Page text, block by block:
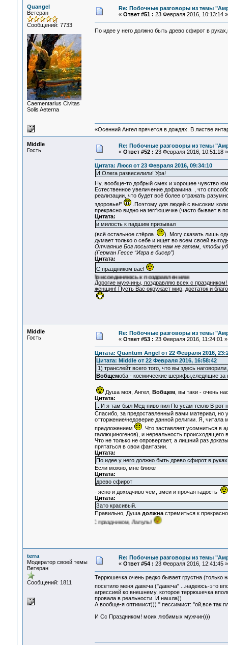
Quangel
Ветеран
Сообщений: 7733
Сaementarius Civitas
Solis Aeterna
Re: Побочные разговоры из темы
« Ответ #51 : 23 Февраля 2016, 10:13:14 »
По идее у него должно быть древо сфирот в
«Осенний Ангел прячется в дождях. В листве
Middle
Гость
Re: Побочные разговоры из темы
« Ответ #52 : 23 Февраля 2016, 10:51:18 »
Цитата: Люся от 23 Февраля 2016, 09:34:10
И Олега развеселили! Ура!
Ну, вообще-то добрый смех и хорошее чувство
Естественное увеличение дофамина
, что
реализации, что будет всё более отражать
здоровье!"
.Поэтому для людей с высоким
прекрасно видно на terr'юшечке (часто бывает в
Цитата:
и милость к падшим призывал
(всё остальное стёрла
). Могу сказать лишь
думает только о себе и ищет во всем своей
Отчаяние Бог посылает нам не затем, чтобы
(Герман Гессе “Игра в бисер”)
Цитата:
С праздником вас!
Присоединяюсь к поздравлениям
Дорогие мужчины, поздравляю всех с
женщин! Пусть Вас окружает мир, достаток и
Middle
Гость
Re: Побочные разговоры из темы
« Ответ #53 : 23 Февраля 2016, 11:24:01 »
Цитата: Quantum Angel от 22 Февраля 2016,
Цитата: Middle от 22 Февраля 2016, 16:58:42
1) транслейт всего того, что вы здесь
Вобщемоба - космические шерифы,следящие за
Душа моя, Ангел, Вобщем, вы таки - очень
Цитата:
.. И я там был Мед-пиво пил По усам текло В рот
Спасибо, за предоставленный вами материал, но
отторжение/недоверие данной религии. Я,
предложением
. Что заставляет усомниться в
галлюциногенов), и нереальность происходящего
Что не только не опровергает, а лишний раз
прятаться в свои фантазии.
Цитата:
По идее у него должно быть древо сфирот в
Если можно, мне ближе
Цитата:
древо сфирот
- ясно и доходчиво чем, змеи и прочая гадость
Цитата:
Зато красивый.
Правильно, Душа должнастремиться к
С праздником, Лапуль!
terra
Модератор своей темы
Ветеран
Сообщений: 1811
Re: Побочные разговоры из темы
« Ответ #54 : 23 Февраля 2016, 12:41:45 »
Террюшечка очень редко бывает грустна (только
посетило меня давеча ("давеча" ...надеюсь-это
агрессией ко внешнему, которое террюшечка
провала в реальности. И нашла))
А вообще-я оптимист))) " пессимист: "ой,все так
И Сс Праздником! моих любимых мужчин)))